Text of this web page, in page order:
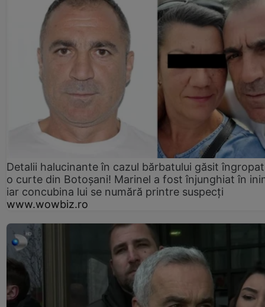
Detalii halucinante în cazul bărbatului găsit
o curte din Botoșani! Marinel a fost înjunghiat în
iar concubina lui se numără printre suspecți
www.wowbiz.ro